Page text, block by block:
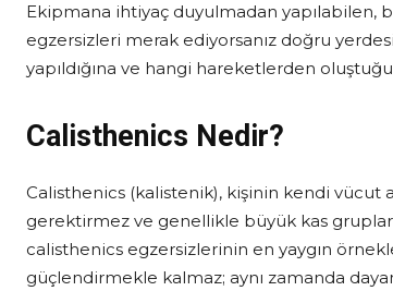
Ekipmana ihtiyaç duyulmadan yapılabilen,
egzersizleri merak ediyorsanız doğru
yapıldığına ve hangi hareketlerden
Calisthenics Nedir?
Calisthenics (kalistenik), kişinin kendi vücut
gerektirmez ve genellikle büyük kas
calisthenics egzersizlerinin en yaygın
güçlendirmekle kalmaz; aynı zamanda